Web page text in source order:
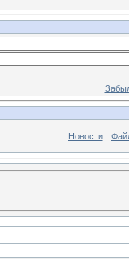
Новости